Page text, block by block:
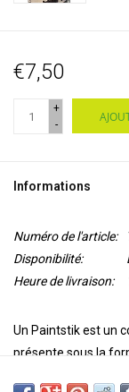
€7,50
+
-
Informations
Numéro de l'article:
Disponibilité:
Heure de livraison:
Un Paintstik est un
présente sous la